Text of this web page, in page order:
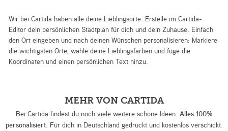
Wir bei Cartida haben alle deine Lieblingsorte. Erstelle im Cartida-
Editor dein persönlichen Stadtplan für dich und dein Zuhause. Einfach
den Ort eingeben und nach deinen Wünschen personalisieren: Markiere
die wichtigsten Orte, wähle deine Lieblingsfarben und füge die
Koordinaten und einen persönlichen Text hinzu.
MEHR VON CARTIDA
Bei Cartida findest du noch viele weitere schöne Ideen. Alles 100%
personalisiert. Für dich in Deutschland gedruckt und kostenlos verschickt.